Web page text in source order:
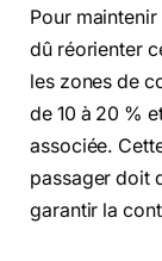
Pour
dû réorienter
les zones de
de 10 à 20 %
associée.
passager doit
garantir la